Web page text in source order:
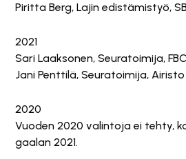
Piritta Berg, Lajin edistämistyö,
2021
Sari Laaksonen, Seuratoimija,
Jani Penttilä, Seuratoimija, Airisto
2020
Vuoden 2020 valintoja ei tehty,
gaalan 2021.